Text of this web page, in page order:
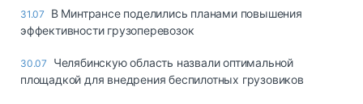
31.07
В Минтрансе поделились планами повышения
эффективности грузоперевозок
30.07
Челябинскую область назвали оптимальной
площадкой для внедрения беспилотных грузовиков